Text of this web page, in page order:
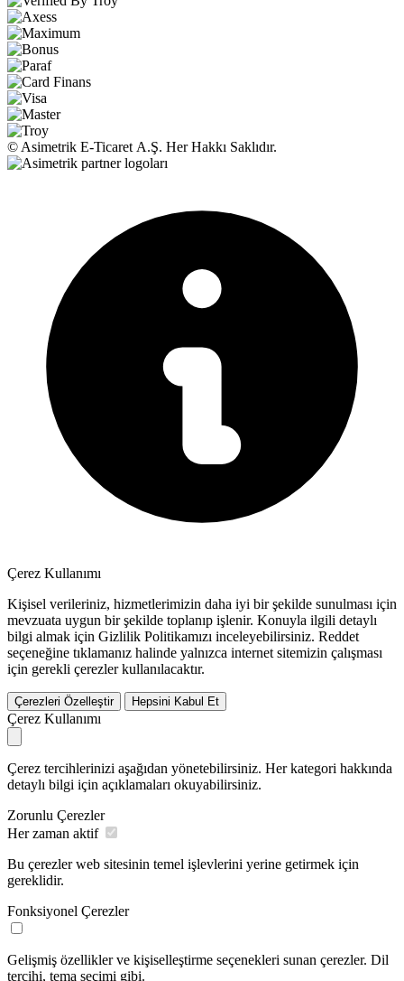
© Asimetrik E‑Ticaret A.Ş. Her Hakkı Saklıdır.
Çerez Kullanımı
Kişisel verileriniz, hizmetlerimizin daha iyi bir şekilde sunulması için
mevzuata uygun bir şekilde toplanıp işlenir. Konuyla ilgili detaylı
bilgi almak için Gizlilik Politikamızı inceleyebilirsiniz. Reddet
seçeneğine tıklamanız halinde yalnızca internet sitemizin çalışması
için gerekli çerezler kullanılacaktır.
Çerezleri Özelleştir Hepsini Kabul Et
Çerez Kullanımı
Çerez tercihlerinizi aşağıdan yönetebilirsiniz. Her kategori hakkında
detaylı bilgi için açıklamaları okuyabilirsiniz.
Zorunlu Çerezler
Her zaman aktif
Bu çerezler web sitesinin temel işlevlerini yerine getirmek için
gereklidir.
Fonksiyonel Çerezler
Gelişmiş özellikler ve kişiselleştirme seçenekleri sunan çerezler. Dil
tercihi, tema seçimi gibi.